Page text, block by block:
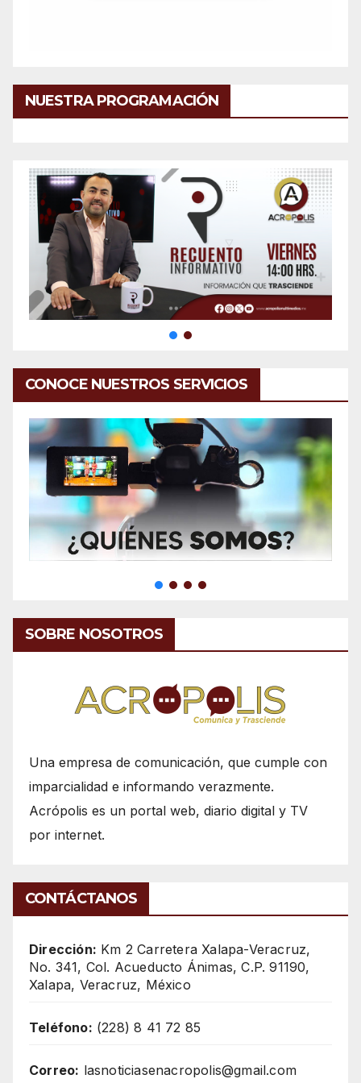
NUESTRA PROGRAMACIÓN
CONOCE NUESTROS SERVICIOS
SOBRE NOSOTROS
Una empresa de comunicación, que cumple con
imparcialidad e informando verazmente.
Acrópolis es un portal web, diario digital y TV
por internet.
CONTÁCTANOS
Dirección: Km 2 Carretera Xalapa-Veracruz,
No. 341, Col. Acueducto Ánimas, C.P. 91190,
Xalapa, Veracruz, México
Teléfono: (228) 8 41 72 85
Correo: lasnoticiasenacropolis@gmail.com